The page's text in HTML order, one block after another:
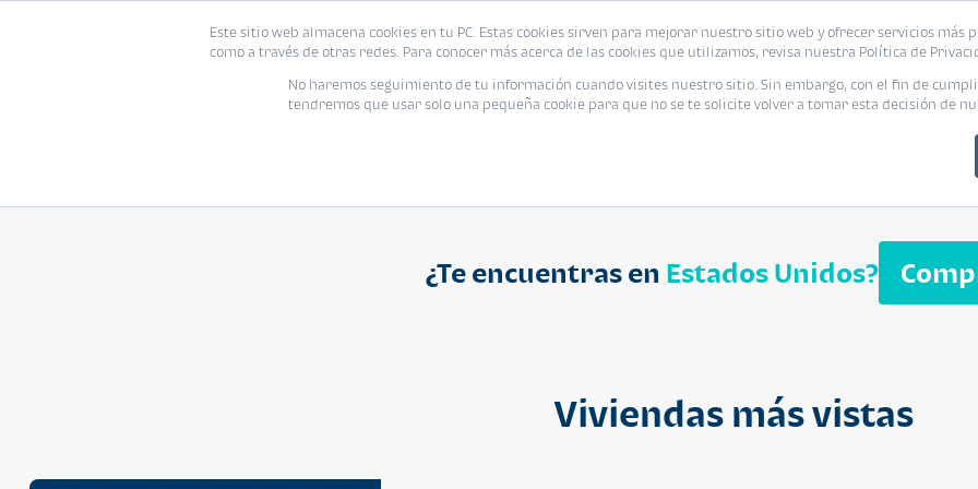
Este sitio web almacena cookies en tu PC. Estas cookies sirven para mejorar nuestro sitio web y ofrecer servicios más
como a través de otras redes. Para conocer más acerca de las cookies que utilizamos, revisa nuestra Política de
No haremos seguimiento de tu información cuando visites nuestro sitio. Sin embargo, con el fin de
tendremos que usar solo una pequeña cookie para que no se te solicite volver a tomar esta decisión de
Proyecto Modelo Inmobiliaria
¿Te encuentras en Estados Unidos?
Viviendas más vistasSegheria
Viviendas Eventos Promociones Blog